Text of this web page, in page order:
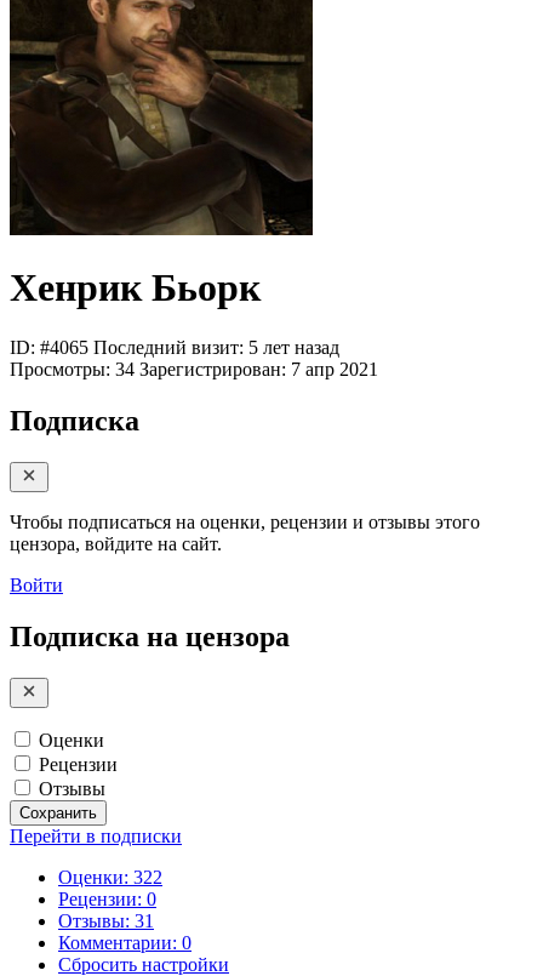
Хенрик Бьорк
ID: #4065 Последний визит: 5 лет назад
Просмотры: 34 Зарегистрирован: 7 апр 2021
Подписка
Чтобы подписаться на оценки, рецензии и отзывы этого
цензора, войдите на сайт.
Войти
Подписка на цензора
Оценки
Рецензии
Отзывы
Сохранить
Перейти в подписки
Оценки: 322
Рецензии: 0
Отзывы: 31
Комментарии: 0
Сбросить настройки